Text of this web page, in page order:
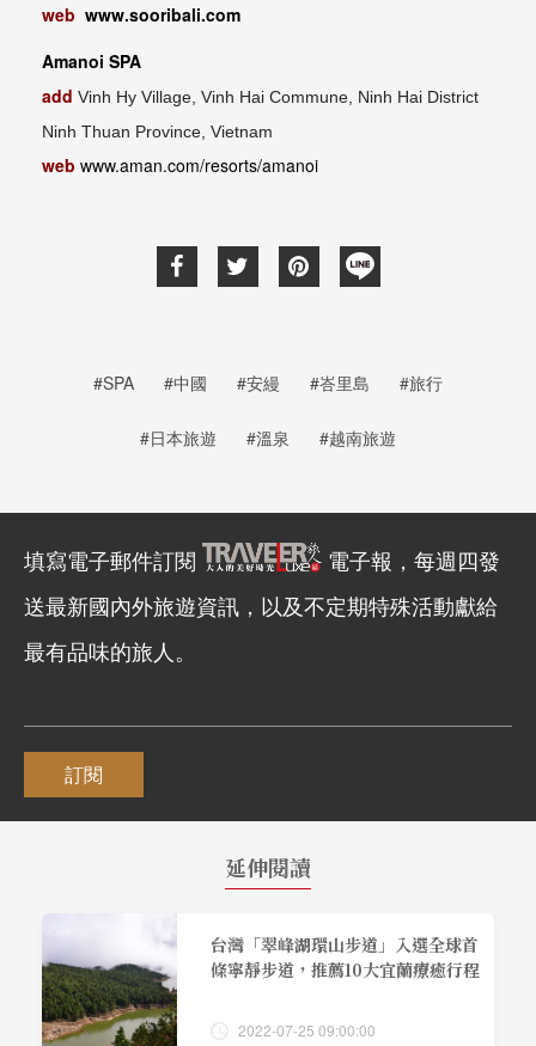
web www.sooribali.com
Amanoi SPA
add Vinh Hy Village, Vinh Hai Commune, Ninh Hai District
Ninh Thuan Province, Vietnam
web www.aman.com/resorts/amanoi
#SPA #中國 #安縵 #峇里島 #旅行
#日本旅遊 #溫泉 #越南旅遊
填寫電子郵件訂閱
電子報，每週四發
送最新國內外旅遊資訊，以及不定期特殊活動獻給
最有品味的旅人。
訂閱
延伸閱讀
台灣「翠峰湖環山步道」入選全球首
條寧靜步道，推薦10大宜蘭療癒行程
2022-07-25 09:00:00